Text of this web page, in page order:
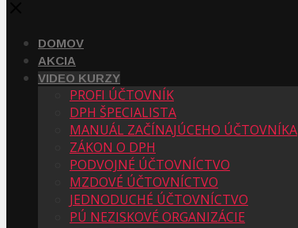
DOMOV
AKCIA
VIDEO KURZY
PROFI ÚČTOVNÍK
DPH ŠPECIALISTA
MANUÁL ZAČÍNAJÚCEHO ÚČTOVNÍKA
ZÁKON O DPH
PODVOJNÉ ÚČTOVNÍCTVO
MZDOVÉ ÚČTOVNÍCTVO
JEDNODUCHÉ ÚČTOVNÍCTVO
PÚ NEZISKOVÉ ORGANIZÁCIE